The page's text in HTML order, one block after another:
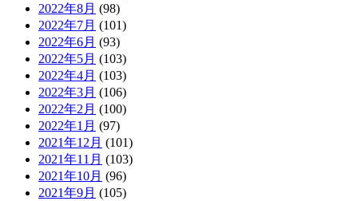
2022年8月 (98)
2022年7月 (101)
2022年6月 (93)
2022年5月 (103)
2022年4月 (103)
2022年3月 (106)
2022年2月 (100)
2022年1月 (97)
2021年12月 (101)
2021年11月 (103)
2021年10月 (96)
2021年9月 (105)